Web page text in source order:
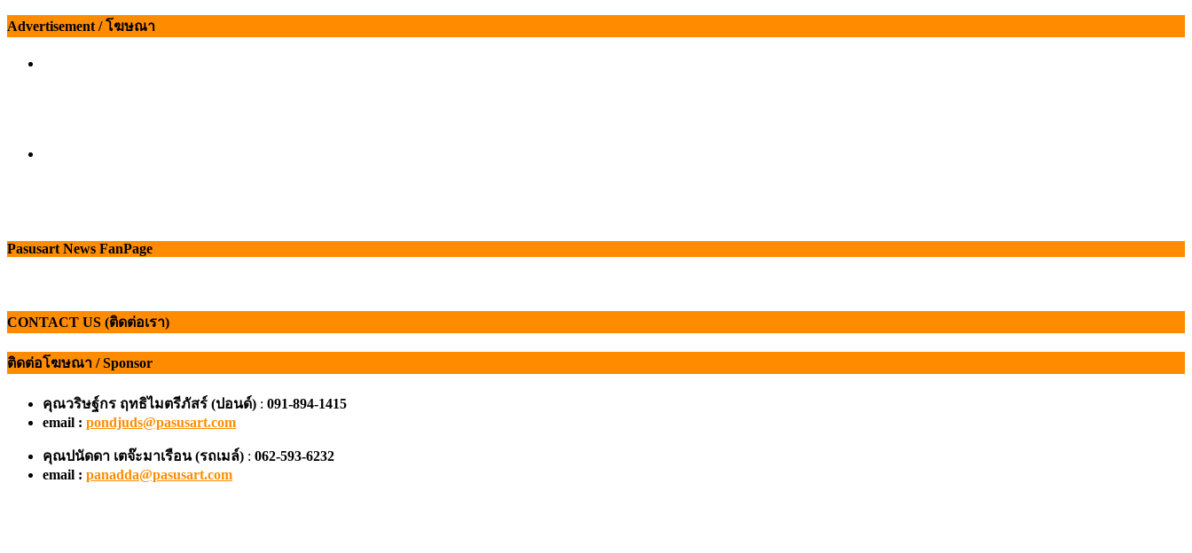
Advertisement / โฆษณา
Pasusart News FanPage
CONTACT US (ติดต่อเรา)
ติดต่อโฆษณา / Sponsor
คุณวริษฐ์กร ฤทธิไมตรีภัสร์ (ปอนด์) : 091-894-1415
email : pondjuds@pasusart.com
คุณปนัดดา เตจ๊ะมาเรือน (รถเมล์) : 062-593-6232
email : panadda@pasusart.com